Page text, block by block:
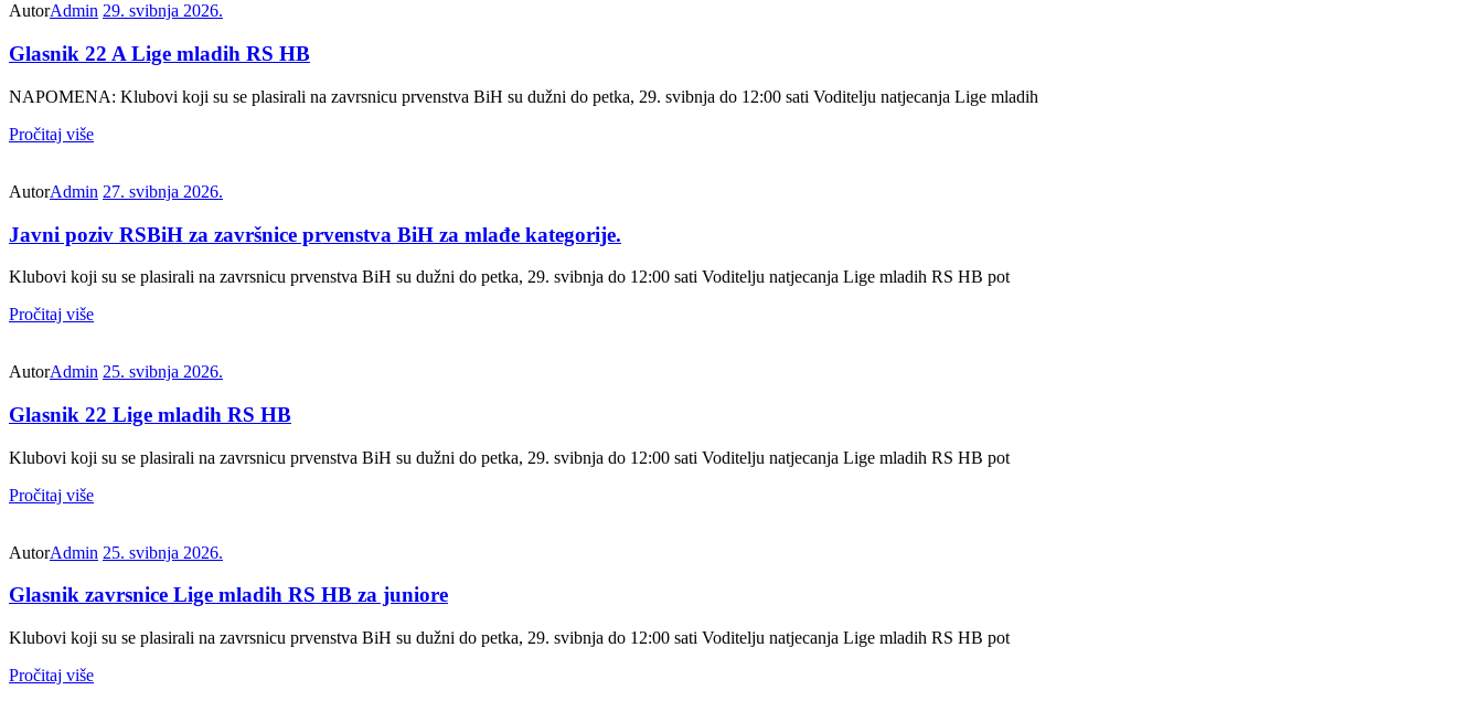
AutorAdmin 29. svibnja 2026.
Glasnik 22 A Lige mladih RS HB
NAPOMENA: Klubovi koji su se plasirali na zavrsnicu prvenstva BiH su dužni do petka, 29. svibnja do 12:00 sati Voditelju natjecanja Lige mladih
Pročitaj više
AutorAdmin 27. svibnja 2026.
Javni poziv RSBiH za završnice prvenstva BiH za mlađe kategorije.
Klubovi koji su se plasirali na zavrsnicu prvenstva BiH su dužni do petka, 29. svibnja do 12:00 sati Voditelju natjecanja Lige mladih RS HB pot
Pročitaj više
AutorAdmin 25. svibnja 2026.
Glasnik 22 Lige mladih RS HB
Klubovi koji su se plasirali na zavrsnicu prvenstva BiH su dužni do petka, 29. svibnja do 12:00 sati Voditelju natjecanja Lige mladih RS HB pot
Pročitaj više
AutorAdmin 25. svibnja 2026.
Glasnik zavrsnice Lige mladih RS HB za juniore
Klubovi koji su se plasirali na zavrsnicu prvenstva BiH su dužni do petka, 29. svibnja do 12:00 sati Voditelju natjecanja Lige mladih RS HB pot
Pročitaj više